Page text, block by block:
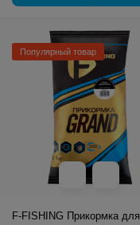
Популярный товар
F-FISHING Прикормка для